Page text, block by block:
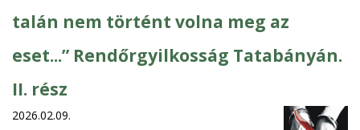
talán nem történt volna meg az
eset...” Rendőrgyilkosság Tatabányán.
II. rész
2026.02.09.